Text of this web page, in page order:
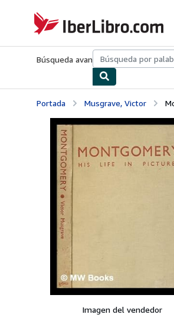
IberLibro.com
Búsqueda avanzadaColecciones
Portada Musgrave, Victor
Imagen del vendedor